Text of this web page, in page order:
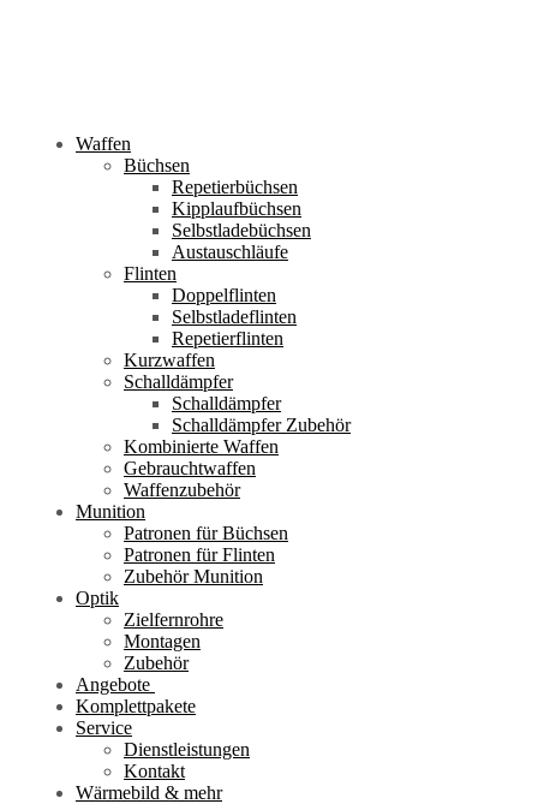
Waffen
Büchsen
Repetierbüchsen
Kipplaufbüchsen
Selbstladebüchsen
Austauschläufe
Flinten
Doppelflinten
Selbstladeflinten
Repetierflinten
Kurzwaffen
Schalldämpfer
Schalldämpfer
Schalldämpfer Zubehör
Kombinierte Waffen
Gebrauchtwaffen
Waffenzubehör
Munition
Patronen für Büchsen
Patronen für Flinten
Zubehör Munition
Optik
Zielfernrohre
Montagen
Zubehör
Angebote
Komplettpakete
Service
Dienstleistungen
Kontakt
Wärmebild & mehr